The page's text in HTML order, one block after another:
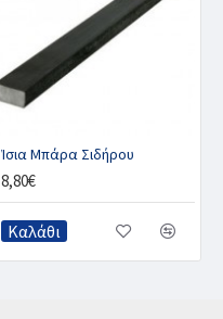
Ίσια Μπάρα Σιδήρου
8,80€
Καλάθι